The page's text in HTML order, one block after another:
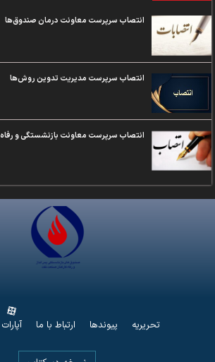
انتصاب سرپرست معاونت درمان صندوق‌ها
انتصاب سرپرست مدیریت تدوین روش‌ها
انتصاب سرپرست معاونت بازنشستگی و رفاه
تحریریه پیوندها ارتباط با ما آپارات